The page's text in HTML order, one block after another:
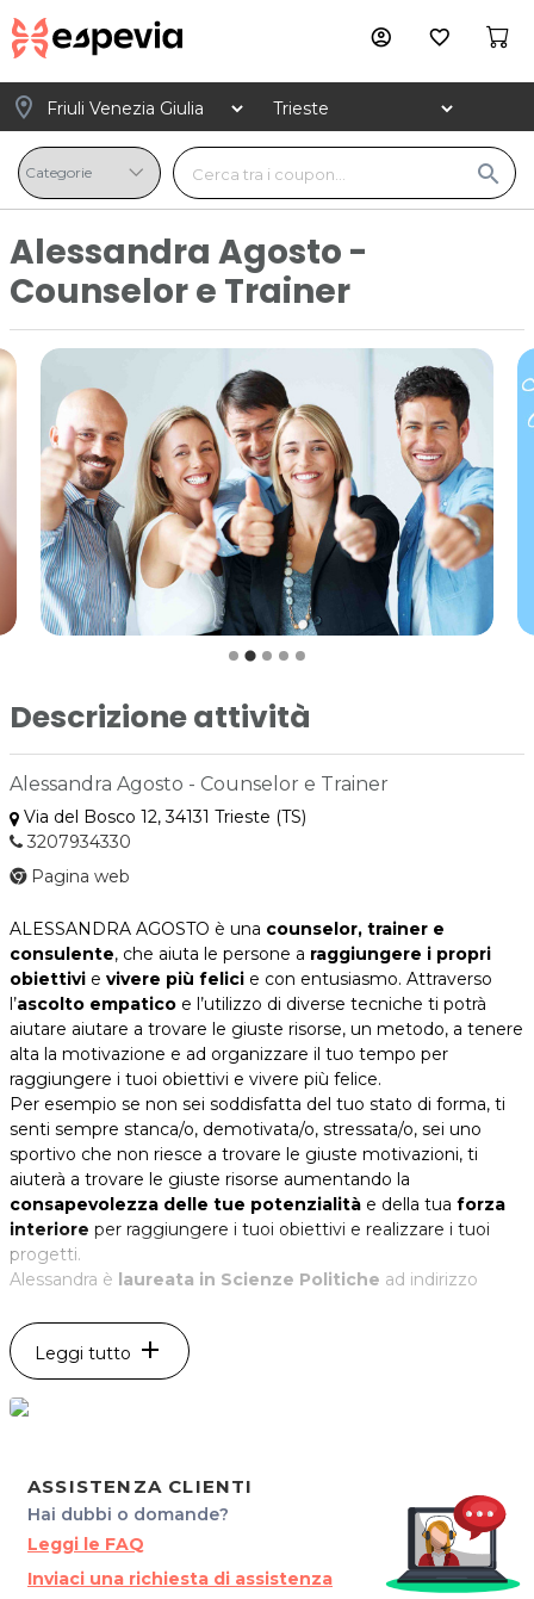
search
account_circle favorite_border
location_on
Alessandra Agosto -
Counselor e Trainer
Descrizione attività
Alessandra Agosto - Counselor e Trainer
Via del Bosco 12, 34131 Trieste (TS)
3207934330
Pagina web
ALESSANDRA AGOSTO è una counselor, trainer e
consulente, che aiuta le persone a raggiungere i propri
obiettivi e vivere più felici e con entusiasmo. Attraverso
l’ascolto empatico e l’utilizzo di diverse tecniche ti potrà
aiutare aiutare a trovare le giuste risorse, un metodo, a tenere
alta la motivazione e ad organizzare il tuo tempo per
raggiungere i tuoi obiettivi e vivere più felice.
Per esempio se non sei soddisfatta del tuo stato di forma, ti
senti sempre stanca/o, demotivata/o, stressata/o, sei uno
sportivo che non riesce a trovare le giuste motivazioni, ti
aiuterà a trovare le giuste risorse aumentando la
consapevolezza delle tue potenzialità e della tua forza
interiore per raggiungere i tuoi obiettivi e realizzare i tuoi
progetti.
Alessandra è laureata in Scienze Politiche ad indirizzo
si è innamorata dellaComunicazione Assertiva
approfondito lo studio di tematiche classiche della
personalecome laComunicazione Efficace
l’Intelligenza Emotiva
Gestione dello Stress,Gestione delle Emozioni
diploma di Practitioner di 1° Livello, ha partecipato all’UPW di
Anthony Robbins e dal 2006 al 2009 ha frequentato la
Scuola di Process Counseling
Leggi tutto add
ASSISTENZA CLIENTI
Hai dubbi o domande?
Leggi le FAQ
Inviaci una richiesta di assistenza